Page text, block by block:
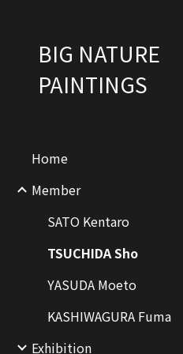
BIG NATURE
PAINTINGS
Home
Member
SATO Kentaro
TSUCHIDA Sho
YASUDA Moeto
KASHIWAGURA Fuma
Exhibition